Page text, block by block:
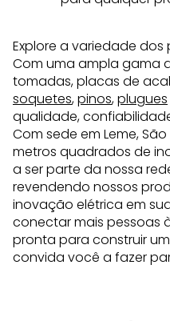
Explore a variedade dos
Com uma ampla gama
tomadas, placas de
soquetes,pinos,plugues
qualidade,
Com sede em Leme,
metros quadrados de
a ser parte da nossa
revendendo nossos
inovação elétrica em
conectar mais pessoas
pronta para construir
convida você a fazer